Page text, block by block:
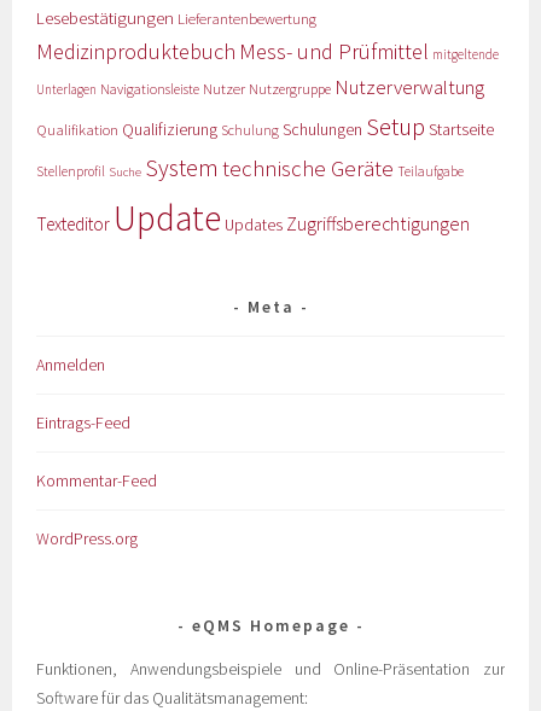
Lesebestätigungen Lieferantenbewertung
Medizinproduktebuch Mess- und Prüfmittel mitgeltende
Unterlagen Navigationsleiste Nutzer Nutzergruppe Nutzerverwaltung
Qualifikation Qualifizierung Schulung Schulungen Setup Startseite
Stellenprofil Suche System technische Geräte Teilaufgabe
Texteditor Update Updates Zugriffsberechtigungen
Meta
Anmelden
Eintrags-Feed
Kommentar-Feed
WordPress.org
eQMS Homepage
Funktionen, Anwendungsbeispiele und Online-Präsentation zur
Software für das Qualitätsmanagement: